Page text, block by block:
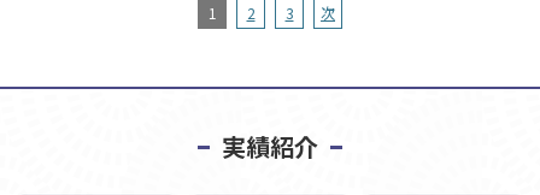
1 2 3 次
実績紹介